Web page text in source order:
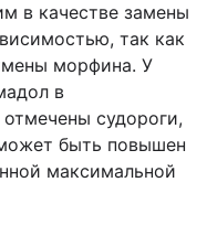
в качестве замены
так как
морфина. У
в
судороги,
быть повышен
максимальной